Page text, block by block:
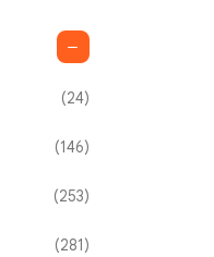
(24)
(146)
(253)
(281)